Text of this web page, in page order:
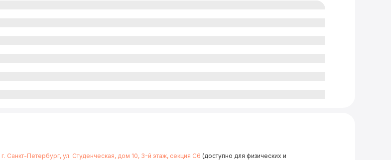
г. Санкт-Петербург, ул. Студенческая, дом 10, 3-й этаж, секция С6 (доступно для физических и